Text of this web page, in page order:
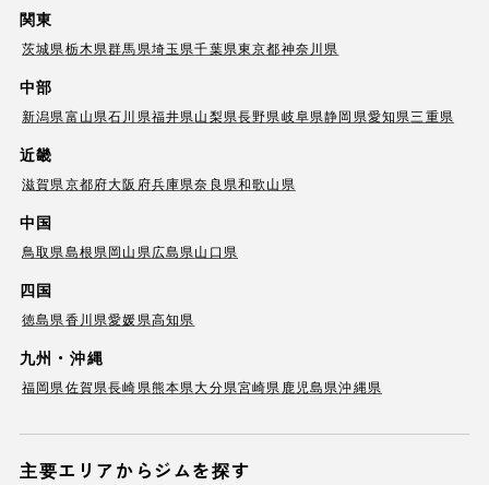
関東
茨城県栃木県群馬県埼玉県千葉県東京都神奈川県
中部
新潟県富山県石川県福井県山梨県長野県岐阜県静岡県愛知県三重県
近畿
滋賀県京都府大阪府兵庫県奈良県和歌山県
中国
鳥取県島根県岡山県広島県山口県
四国
徳島県香川県愛媛県高知県
九州・沖縄
福岡県佐賀県長崎県熊本県大分県宮崎県鹿児島県沖縄県
主要エリアからジムを探す